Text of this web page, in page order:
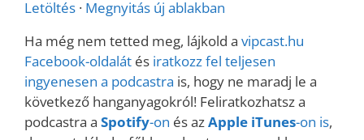
Letöltés · Megnyitás új ablakban
Ha még nem tetted meg, lájkold a vipcast.hu
Facebook-oldalát és iratkozz fel teljesen
ingyenesen a podcastra is, hogy ne maradj le a
következő hanganyagokról! Feliratkozhatsz a
podcastra a Spotify-on és azApple iTunes-on is,